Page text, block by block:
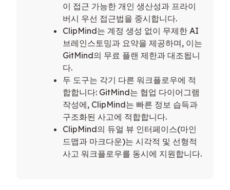
이 접근 가능한 개인 생산성과 프라이
버시 우선 접근법을 중시합니다.
ClipMind는 계정 생성 없이 무제한 AI
브레인스토밍과 요약을 제공하며, 이는
GitMind의 무료 플랜 제한과 대조됩니
다.
두 도구는 각기 다른 워크플로우에 적
합합니다: GitMind는 협업 다이어그램
작성에, ClipMind는 빠른 정보 습득과
구조화된 사고에 적합합니다.
ClipMind의 듀얼 뷰 인터페이스(마인
드맵과 마크다운)는 시각적 및 선형적
사고 워크플로우를 동시에 지원합니다.